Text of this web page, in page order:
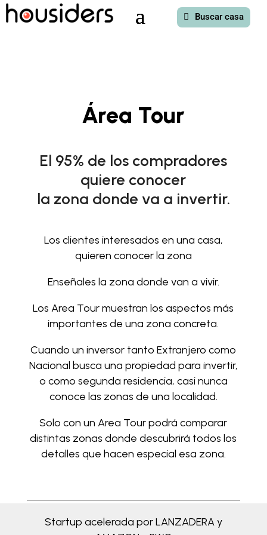
Buscar casa
Área Tour
El 95% de los compradores
quiere conocer
la zona donde va a invertir.
Los clientes interesados en una casa,
quieren conocer la zona
Enseñales la zona donde van a vivir.
Los Area Tour muestran los aspectos más
importantes de una zona concreta.
Cuando un inversor tanto Extranjero como
Nacional busca una propiedad para invertir,
o como segunda residencia, casi nunca
conoce las zonas de una localidad.
Solo con un Area Tour podrá comparar
distintas zonas donde descubrirá todos los
detalles que hacen especial esa zona.
Startup acelerada por LANZADERA y